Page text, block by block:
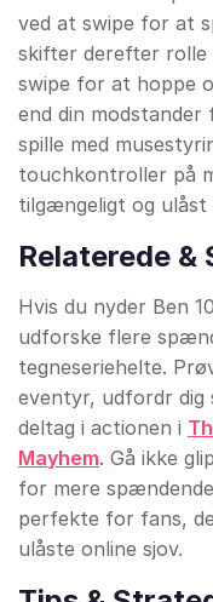
ved at swipe for at
skifter derefter
swipe for at hoppe
end din
spille med
touchkontroller på
tilgængeligt og ulåst
Relaterede &
Hvis du nyder Ben
udforske flere
tegneseriehelte.
eventyr, udfordr dig
deltag i actionen i
Mayhem. Gå ikke
for mere
perfekte for fans,
ulåste online sjov.